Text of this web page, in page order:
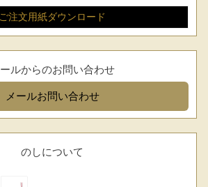
ご注文用紙ダウンロード
ールからのお問い合わせ
メールお問い合わせ
のしについて